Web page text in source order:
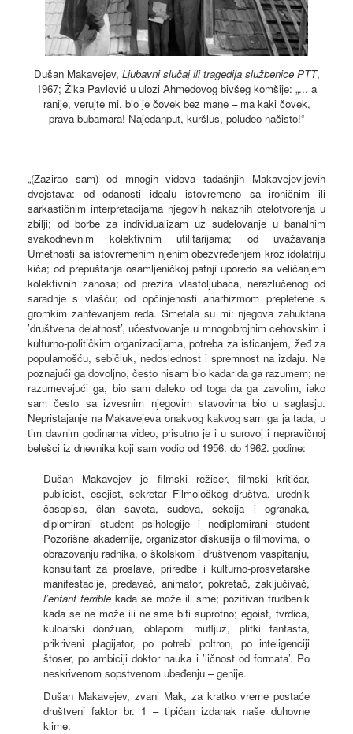
Dušan Makavejev, Ljubavni slučaj ili tragedija službenice PTT,
1967; Žika Pavlović u ulozi Ahmedovog bivšeg komšije: „... a
ranije, verujte mi, bio je čovek bez mane – ma kaki čovek,
prava bubamara! Najedanput, kuršlus, poludeo načisto!“
„(Zazirao sam) od mnogih vidova tadašnjih Makavejevljevih
dvojstava: od odanosti idealu istovremeno sa ironičnim ili
sarkastičnim interpretacijama njegovih nakaznih otelotvorenja u
zbilji; od borbe za individualizam uz sudelovanje u banalnim
svakodnevnim kolektivnim utilitarijama; od uvažavanja
Umetnosti sa istovremenim njenim obezvređenjem kroz idolatriju
kiča; od prepuštanja osamljeničkoj patnji uporedo sa veličanjem
kolektivnih zanosa; od prezira vlastoljubaca, nerazlučenog od
saradnje s vlašću; od opčinjenosti anarhizmom prepletene s
gromkim zahtevanjem reda. Smetala su mi: njegova zahuktana
’društvena delatnost’, učestvovanje u mnogobrojnim cehovskim i
kulturno-političkim organizacijama, potreba za isticanjem, žeđ za
popularnošću, sebičluk, nedoslednost i spremnost na izdaju. Ne
poznajući ga dovoljno, često nisam bio kadar da ga razumem; ne
razumevajući ga, bio sam daleko od toga da ga zavolim, iako
sam često sa izvesnim njegovim stavovima bio u saglasju.
Nepristajanje na Makavejeva onakvog kakvog sam ga ja tada, u
tim davnim godinama video, prisutno je i u surovoj i nepravičnoj
belešci iz dnevnika koji sam vodio od 1956. do 1962. godine:
Dušan Makavejev je filmski režiser, filmski kritičar,
publicist, esejist, sekretar Filmološkog društva, urednik
časopisa, član saveta, sudova, sekcija i ogranaka,
diplomirani student psihologije i nediplomirani student
Pozorišne akademije, organizator diskusija o filmovima, o
obrazovanju radnika, o školskom i društvenom vaspitanju,
konsultant za proslave, priredbe i kulturno-prosvetarske
manifestacije, predavač, animator, pokretač, zaključivač,
l’enfant terrible kada se može ili sme; pozitivan trudbenik
kada se ne može ili ne sme biti suprotno; egoist, tvrdica,
kuloarski donžuan, oblaporni mufljuz, plitki fantasta,
prikriveni plagijator, po potrebi poltron, po inteligenciji
štoser, po ambiciji doktor nauka i ’ličnost od formata’. Po
neskrivenom sopstvenom ubeđenju – genije.
Dušan Makavejev, zvani Mak, za kratko vreme postaće
društveni faktor br. 1 – tipičan izdanak naše duhovne
klime.